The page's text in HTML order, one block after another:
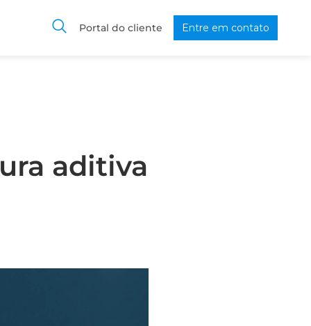
Portal do cliente Entre em contato
aditiva